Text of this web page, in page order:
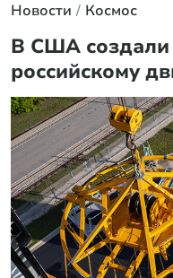
Новости Космос
В США создали
российскому